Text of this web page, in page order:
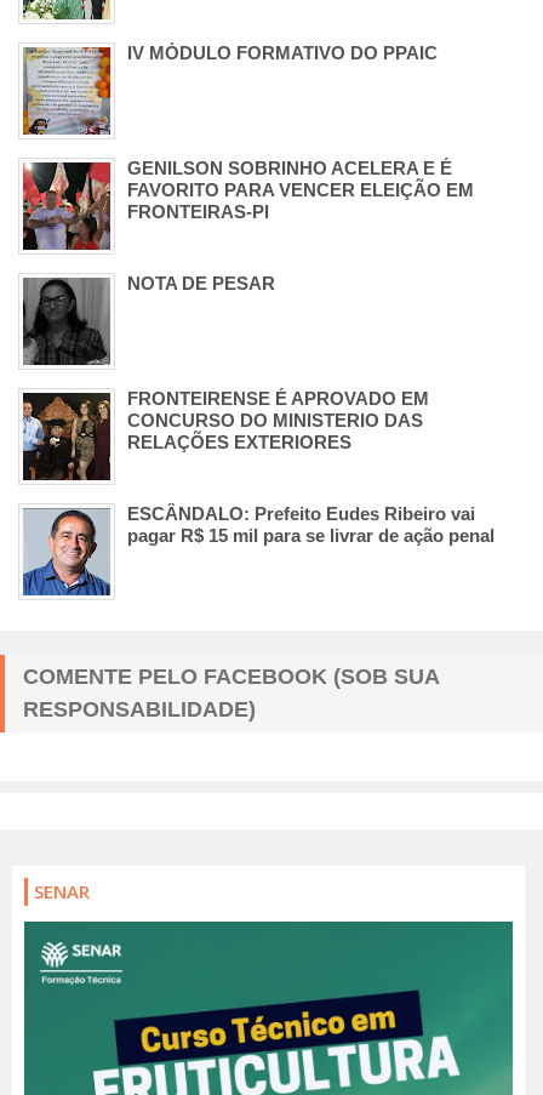
IV MÓDULO FORMATIVO DO PPAIC
GENILSON SOBRINHO ACELERA E É
FAVORITO PARA VENCER ELEIÇÃO EM
FRONTEIRAS-PI
NOTA DE PESAR
FRONTEIRENSE É APROVADO EM
CONCURSO DO MINISTERIO DAS
RELAÇÕES EXTERIORES
ESCÂNDALO: Prefeito Eudes Ribeiro vai
pagar R$ 15 mil para se livrar de ação penal
COMENTE PELO FACEBOOK (SOB SUA
RESPONSABILIDADE)
SENAR